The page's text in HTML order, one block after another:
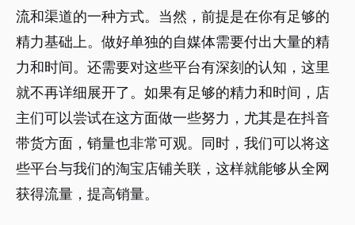
流和渠道的一种方式。当然，前提是在你有足够的
精力基础上。做好单独的自媒体需要付出大量的精
力和时间。还需要对这些平台有深刻的认知，这里
就不再详细展开了。如果有足够的精力和时间，店
主们可以尝试在这方面做一些努力，尤其是在抖音
带货方面，销量也非常可观。同时，我们可以将这
些平台与我们的淘宝店铺关联，这样就能够从全网
获得流量，提高销量。